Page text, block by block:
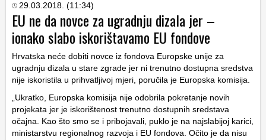
29.03.2018. (11:34)
EU ne da novce za ugradnju dizala jer –
ionako slabo iskorištavamo EU fondove
Hrvatska neće dobiti novce iz fondova Europske unije za
ugradnju dizala u stare zgrade jer ni trenutno dostupna sredstva
nije iskoristila u prihvatljivoj mjeri, poručila je Europska komisija.
„Ukratko, Europska komisija nije odobrila pokretanje novih
projekata jer je iskorištenost trenutno dostupnih sredstava
očajna. Kao što smo se i pribojavali, puklo je na najslabijoj karici,
ministarstvu regionalnog razvoja i EU fondova. Očito je da nisu